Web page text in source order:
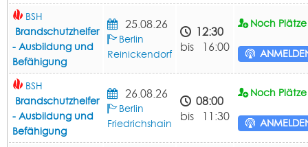
BSH
Brandschutzhelfer
- Ausbildung und
Befähigung
25.08.26
Berlin
Reinickendorf
12:30
bis 16:00
Noch
BSH
Brandschutzhelfer
- Ausbildung und
Befähigung
26.08.26
Berlin
Friedrichshain
08:00
bis 11:30
Noch